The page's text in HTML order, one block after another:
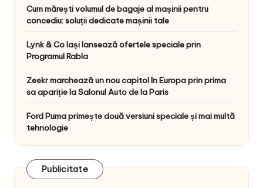
Cum mărești volumul de bagaje al mașinii pentru
concediu: soluții dedicate mașinii tale
Lynk & Co Iași lansează ofertele speciale prin
Programul Rabla
Zeekr marchează un nou capitol în Europa prin prima
sa apariție la Salonul Auto de la Paris
Ford Puma primește două versiuni speciale și mai multă
tehnologie
Publicitate